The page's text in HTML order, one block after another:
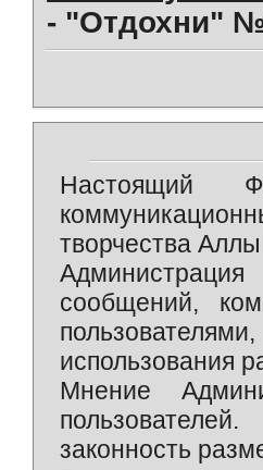
- "Отдохни"
Настоящий
творчества
сообщений,
использования
Мнение
законность